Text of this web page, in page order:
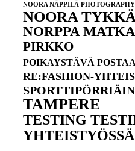
NOORA NÄPPILÄ PHOTOGRAPHY
NOORA
NORPPA
PIRKKO
POIKAYSTÄVÄ POSTAA
RE:FASHION-
TAMPERE
TESTING
YHTEISTYÖSSÄ